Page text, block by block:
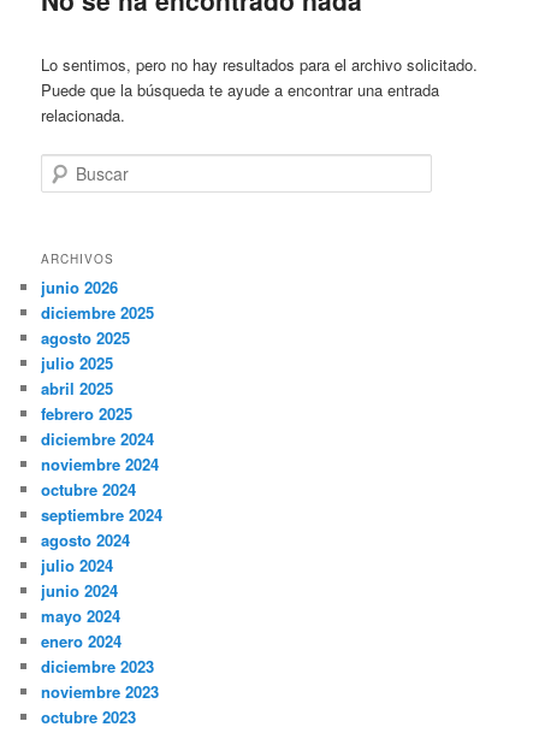
Lo sentimos, pero no hay resultados para el archivo solicitado.
Puede que la búsqueda te ayude a encontrar una entrada
relacionada.
Buscar
ARCHIVOS
junio 2026
diciembre 2025
agosto 2025
julio 2025
abril 2025
febrero 2025
diciembre 2024
noviembre 2024
octubre 2024
septiembre 2024
agosto 2024
julio 2024
junio 2024
mayo 2024
enero 2024
diciembre 2023
noviembre 2023
octubre 2023